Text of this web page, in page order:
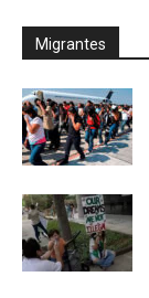
Migrantes